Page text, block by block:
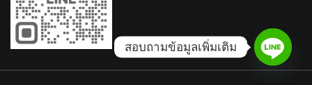
สอบถามข้อมูลเพิ่มเติม